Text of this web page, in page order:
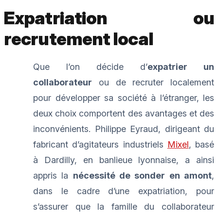
Expatriation ou
recrutement local
Que l’on décide d’expatrier un
collaborateur ou de recruter localement
pour développer sa société à l’étranger, les
deux choix comportent des avantages et des
inconvénients. Philippe Eyraud, dirigeant du
fabricant d’agitateurs industriels Mixel, basé
à Dardilly, en banlieue lyonnaise, a ainsi
appris la nécessité de sonder en amont,
dans le cadre d’une expatriation, pour
s’assurer que la famille du collaborateur